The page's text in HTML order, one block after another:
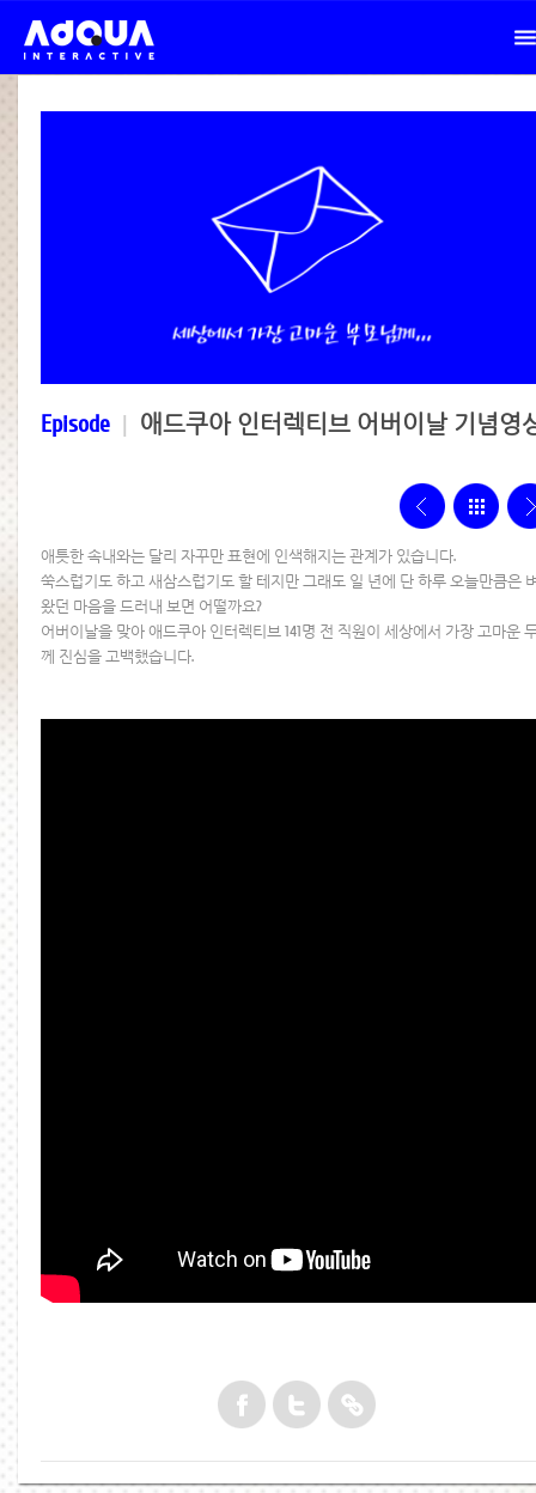
Episode | 애드쿠아 인터렉티브 어버이날 기념영
애틋한 속내와는 달리 자꾸만 표현에 인색해지는 관계가 있습니다.
쑥스럽기도 하고 새삼스럽기도 할 테지만 그래도 일 년에 단 하루 오늘만큼은
왔던 마음을 드러내 보면 어떨까요?
어버이날을 맞아 애드쿠아 인터렉티브 141명 전 직원이 세상에서 가장 고마운
께 진심을 고백했습니다.